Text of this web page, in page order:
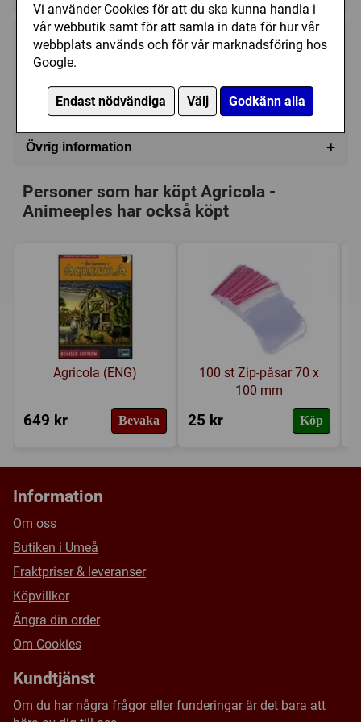
Vi använder Cookies för att du ska kunna handla i
vår webbutik samt för att samla in data för hur vår
webbplats används och för vår marknadsföring hos
Google.
Endast nödvändiga Välj Godkänn alla
75 kr Utgått
Ej tillgänglig
Övrig information +
Serie: Agricola och dess expansioner och tillbehör
Övrigt
Försälj. rank:5470/18139
Personer som har köpt Agricola -
Animeeples har också köpt
Agricola (ENG)
649 kr Bevaka
100 st Zip-påsar 70 x
100 mm
25 kr Köp
Information
Om oss
Butiken i Umeå
Fraktpriser & leveranser
Köpvillkor
Ångra din order
Om Cookies
Kundtjänst
Om du har några frågor eller funderingar är det bara att